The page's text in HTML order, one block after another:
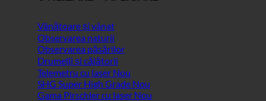
Vânătoare și vânat
Observarea naturii
Observarea păsărilor
Drumeții și călătorii
Telemetru cu laser
SHG Super High Grade
Gama Pirschler cu laser